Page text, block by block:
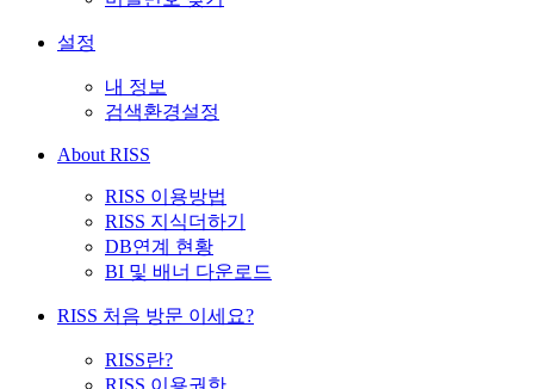
설정
내 정보
검색환경설정
About RISS
RISS 이용방법
RISS 지식더하기
DB연계 현황
BI 및 배너 다운로드
RISS 처음 방문 이세요?
RISS란?
RISS 이용권한